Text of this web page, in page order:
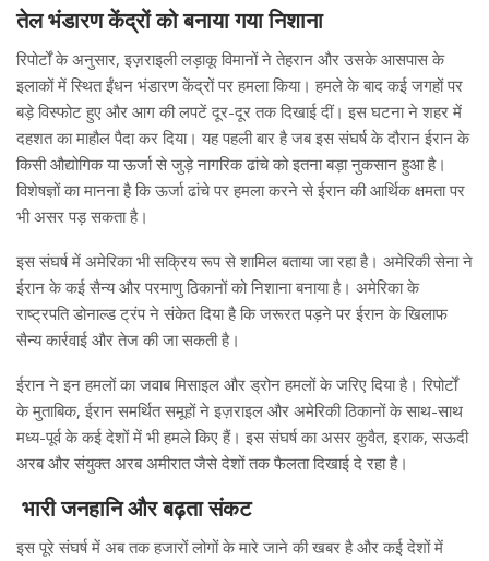
तेल भंडारण केंद्रों को बनाया गया निशाना
रिपोर्टों के अनुसार, इज़राइली लड़ाकू विमानों ने तेहरान और उसके आसपास के
इलाकों में स्थित ईंधन भंडारण केंद्रों पर हमला किया। हमले के बाद कई जगहों पर
बड़े विस्फोट हुए और आग की लपटें दूर-दूर तक दिखाई दीं। इस घटना ने शहर में
दहशत का माहौल पैदा कर दिया। यह पहली बार है जब इस संघर्ष के दौरान ईरान के
किसी औद्योगिक या ऊर्जा से जुड़े नागरिक ढांचे को इतना बड़ा नुकसान हुआ है।
विशेषज्ञों का मानना है कि ऊर्जा ढांचे पर हमला करने से ईरान की आर्थिक क्षमता पर
भी असर पड़ सकता है।
इस संघर्ष में अमेरिका भी सक्रिय रूप से शामिल बताया जा रहा है। अमेरिकी सेना ने
ईरान के कई सैन्य और परमाणु ठिकानों को निशाना बनाया है। अमेरिका के
राष्ट्रपति डोनाल्ड ट्रंप ने संकेत दिया है कि जरूरत पड़ने पर ईरान के खिलाफ
सैन्य कार्रवाई और तेज की जा सकती है।
ईरान ने इन हमलों का जवाब मिसाइल और ड्रोन हमलों के जरिए दिया है। रिपोर्टों
के मुताबिक, ईरान समर्थित समूहों ने इज़राइल और अमेरिकी ठिकानों के साथ-साथ
मध्य-पूर्व के कई देशों में भी हमले किए हैं। इस संघर्ष का असर कुवैत, इराक, सऊदी
अरब और संयुक्त अरब अमीरात जैसे देशों तक फैलता दिखाई दे रहा है।
भारी जनहानि और बढ़ता संकट
इस पूरे संघर्ष में अब तक हजारों लोगों के मारे जाने की खबर है और कई देशों में